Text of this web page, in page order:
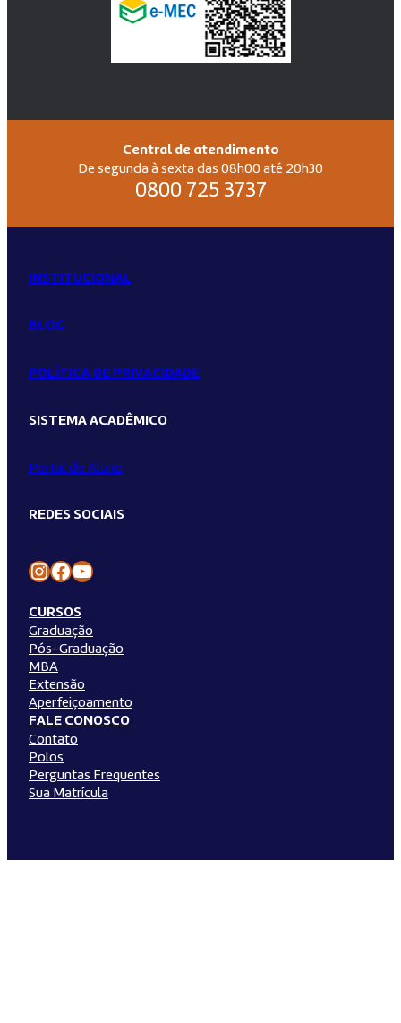
Central de atendimento
De segunda à sexta das 08h00 até 20h30
0800 725 3737
INSTITUCIONAL
BLOG
POLÍTICA DE PRIVACIDADE
SISTEMA ACADÊMICO
Portal do Aluno
REDES SOCIAIS
Instagram Unilins Facebook Unilins Youtube Unilins
CURSOS
Graduação
Pós-Graduação
MBA
Extensão
Aperfeiçoamento
FALE CONOSCO
Contato
Polos
Perguntas Frequentes
Sua Matrícula